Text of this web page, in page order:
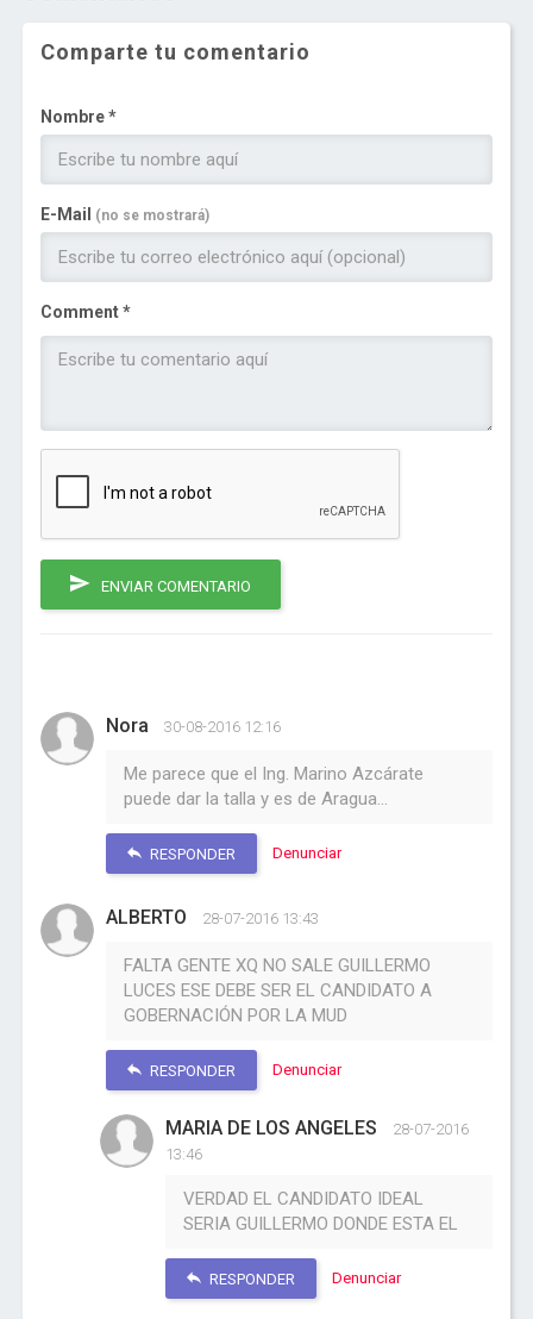
Comparte tu comentario
Nombre *
E-Mail (no se mostrará)
Comment *
ENVIAR COMENTARIO
Nora 30-08-2016 12:16
Me parece que el Ing. Marino Azcárate
puede dar la talla y es de Aragua...
RESPONDER Denunciar
ALBERTO 28-07-2016 13:43
FALTA GENTE XQ NO SALE GUILLERMO
LUCES ESE DEBE SER EL CANDIDATO A
GOBERNACIÓN POR LA MUD
RESPONDER Denunciar
MARIA DE LOS ANGELES
28-07-2016
13:46
VERDAD EL CANDIDATO IDEAL
SERIA GUILLERMO DONDE ESTA EL
RESPONDER Denunciar